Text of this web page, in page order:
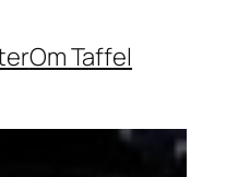
Om Taffel